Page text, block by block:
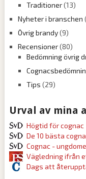
Traditioner(13)
Nyheter i branschen
Övrig brandy(9)
Recensioner(80)
Bedömning övrig
Tips (29)
Urval av mina
Högtid för cognac
De 10 bästa
Cognac -
Vägledning ifrån
Dags att